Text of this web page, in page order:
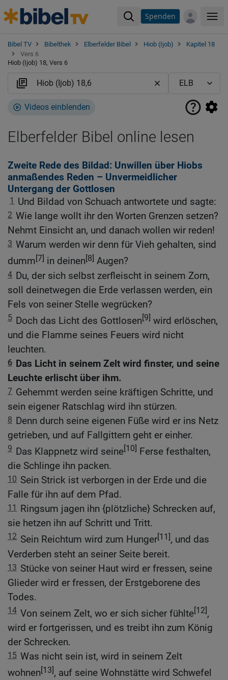
Spenden
Bibel TV Bibelthek Elberfelder Bibel Hiob (Ijob)
Kapitel 18
Vers 6
Hiob (Ijob) 18, Vers 6
Videos einblenden
Elberfelder Bibel online lesen
Zweite Rede des Bildad: Unwillen über Hiobs
anmaßendes Reden – Unvermeidlicher
Untergang der Gottlosen
1 Und Bildad von Schuach antwortete und sagte:
2 Wie lange wollt ihr den Worten Grenzen setzen?
Nehmt Einsicht an, und danach wollen wir reden!
3 Warum werden wir denn für Vieh gehalten, sind
dumm[7] in deinen[8] Augen?
4 Du, der sich selbst zerfleischt in seinem Zorn,
soll deinetwegen die Erde verlassen werden, ein
Fels von seiner Stelle wegrücken?
5 Doch das Licht des Gottlosen[9] wird erlöschen,
und die Flamme seines Feuers wird nicht
leuchten.
6 Das Licht in seinem Zelt wird finster, und seine
Leuchte erlischt über ihm.
7 Gehemmt werden seine kräftigen Schritte, und
sein eigener Ratschlag wird ihn stürzen.
8 Denn durch seine eigenen Füße wird er ins Netz
getrieben, und auf Fallgittern geht er einher.
9 Das Klappnetz wird seine[10] Ferse festhalten,
die Schlinge ihn packen.
10 Sein Strick ist verborgen in der Erde und die
Falle für ihn auf dem Pfad.
11
Ringsum jagen ihn {plötzliche} Schrecken auf,
sie hetzen ihn auf Schritt und Tritt.
12 Sein Reichtum wird zum Hunger[11], und das
Verderben steht an seiner Seite bereit.
13 Stücke von seiner Haut wird er fressen, seine
Glieder wird er fressen, der Erstgeborene des
Todes.
14 Von seinem Zelt, wo er sich sicher fühlte[12],
wird er fortgerissen, und es treibt ihn zum König
der Schrecken.
15 Was nicht sein ist, wird in seinem Zelt
wohnen[13], auf seine Wohnstätte wird Schwefel